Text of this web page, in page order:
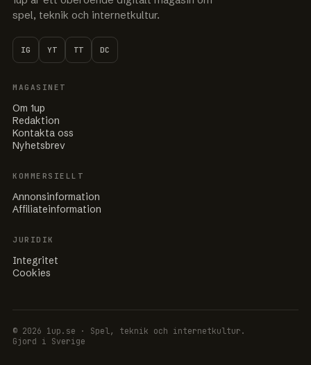
spel, teknik och internetkultur.
IG YT TT DC
MAGASINET
Om 1up
Redaktion
Kontakta oss
Nyhetsbrev
KOMMERSIELLT
Annonsinformation
Affiliateinformation
JURIDIK
Integritet
Cookies
© 2026 1up.se · Spel, teknik och internetkultur.
Gjord i Sverige